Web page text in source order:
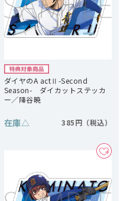
ダイヤのA actⅡ-Second
Season- ダイカットステッカ
ー／降谷暁
在庫△ 385円